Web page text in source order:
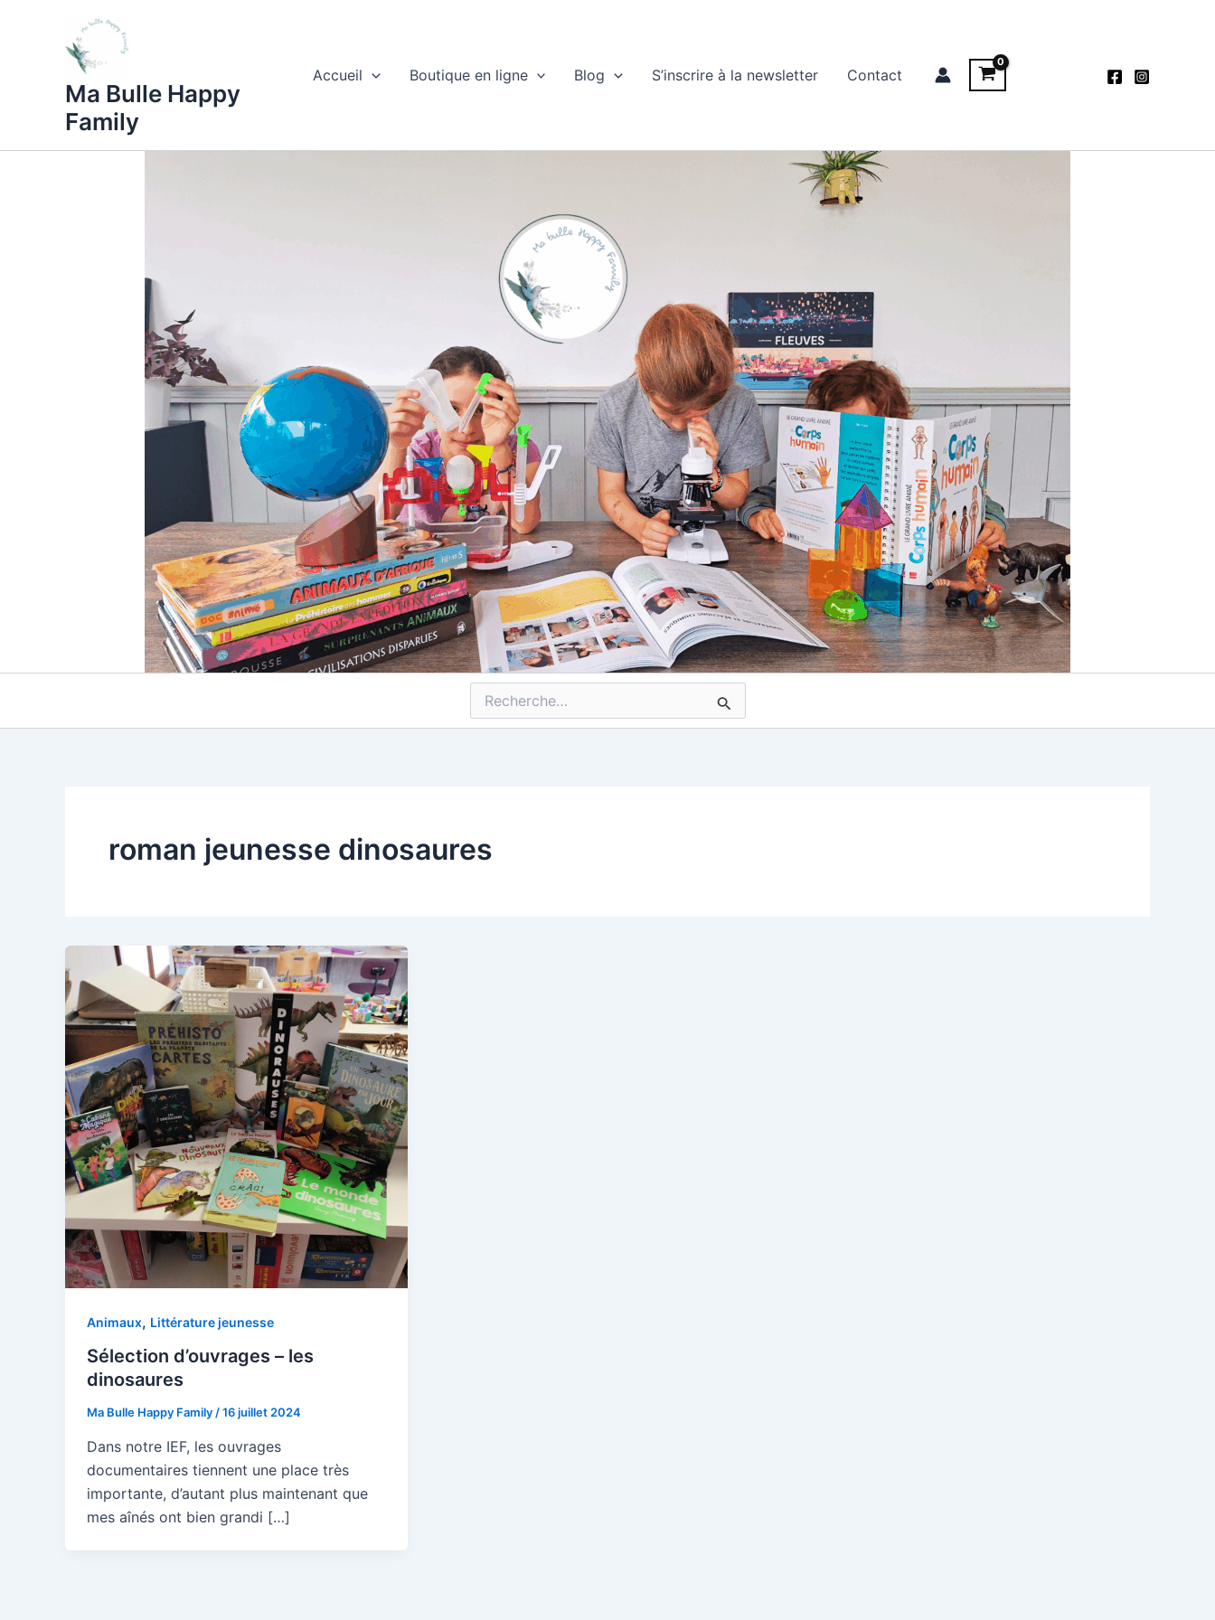
Ma Bulle Happy
Family
Accueil Boutique en ligne Blog S’inscrire à la newsletter Contact
roman jeunesse dinosaures
Animaux, Littérature jeunesse
Sélection d’ouvrages – les
dinosaures
Ma Bulle Happy Family/16 juillet 2024
Dans notre IEF, les ouvrages
documentaires tiennent une place très
importante, d’autant plus maintenant que
mes aînés ont bien grandi […]